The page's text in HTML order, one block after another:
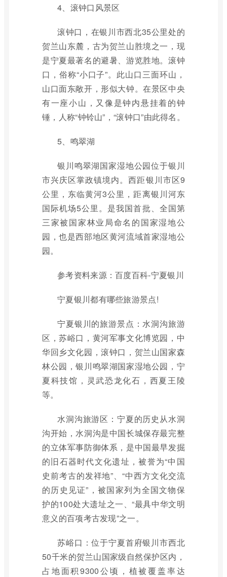
4、滚钟口风景区
滚钟口，在银川市西北35公里处的
贺兰山东麓，古为贺兰山胜境之一，现
是宁夏最著名的避暑、游览胜地。滚钟
口，俗称“小口子”。此山口三面环山，
山口面东敞开，形似大钟。在景区中央
有一座小山，又像是钟内悬挂着的钟
锤，人称“钟铃山”，“滚钟口”由此得名。
5、鸣翠湖
银川鸣翠湖国家湿地公园位于银川
市兴庆区掌政镇境内。西距银川市区9
公里，东临黄河3公里，距离银川河东
国际机场5公里。是我国首批、全国第
三家被国家林业局命名的国家湿地公
园，也是西部地区黄河流域首家湿地公
园。
参考资料来源：百度百科-宁夏银川
宁夏银川都有哪些旅游景点!
宁夏银川的旅游景点：水洞沟旅游
区，苏峪口，黄河军事文化博览园，中
华回乡文化园，滚钟口，贺兰山国家森
林公园，银川鸣翠湖国家湿地公园，宁
夏科技馆，灵武恐龙化石，西夏王陵
等。
水洞沟旅游区：宁夏的历史从水洞
沟开始，水洞沟是中国长城保存最完整
的立体军事防御体系，是中国最早发掘
的旧石器时代文化遗址，被誉为“中国
史前考古的发祥地”、“中西方文化交流
的历史见证”，被国家列为全国文物保
护的100处大遗址之一、“最具中华文明
意义的百项考古发现”之一。
苏峪口：位于宁夏首府银川市西北
50千米的贺兰山国家级自然保护区内，
占地面积9300公顷，植被覆盖率达